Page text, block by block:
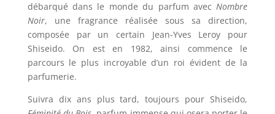
débarqué dans le monde du parfum avecNombre
Noir, une fragrance réalisée sous sa direction,
composée par un certain Jean-Yves Leroy pour
Shiseido. On est en 1982, ainsi commence le
parcours le plus incroyable d’un roi évident de la
parfumerie.
Suivra dix ans plus tard, toujours pour Shiseido,